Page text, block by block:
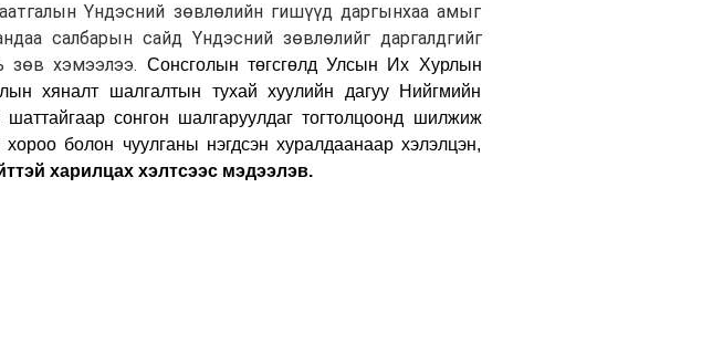
Үндэсний зөвлөлийн гишүүд даргынхаа амыг
салбарын сайд Үндэсний зөвлөлийг даргалдгийг
зөв хэмээлээ. Сонсголын төгсгөлд Улсын Их Хурлын
хяналт шалгалтын тухай хуулийн дагуу Нийгмийн
сонгон шалгаруулдаг тогтолцоонд шилжиж
болон чуулганы нэгдсэн хуралдаанаар хэлэлцэн,
харилцах хэлтсээс мэдээлэв.